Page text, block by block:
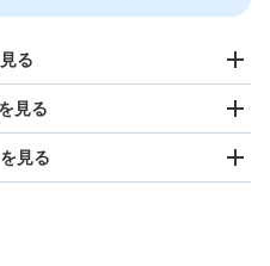
る
見る
見る